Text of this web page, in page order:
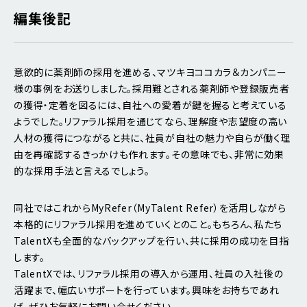
編集後記
意欲的に薬剤師の採用を進める、マツキヨココカラ＆カンパニー
様の事例をお送りしました。採用難とされる薬剤師や登録販売者
の獲得・定着を図るには、自社への愛着が鍵を握ると考えている
ようでした。リファラル採用を通じてなら、理解度や志望度の高い
人材の獲得につながると共に、社員が自社の魅力や自らが働く理
由を再確認するきっかけも作れます。その意味でも、非常に効果
的な採用手法と言えるでしょう。
同社ではこれからMyRefer（MyTalent Refer）を活用しながら
本格的にリファラル採用を進めていくとのこと。もちろん、私たち
TalentXも全面的なバックアップを行い、共に採用の成功を目指
します。
TalentXでは、リファラル採用の導入から運用、社員の入社後の
活躍まで、幅広いサポートを行っています。興味をお持ちであれ